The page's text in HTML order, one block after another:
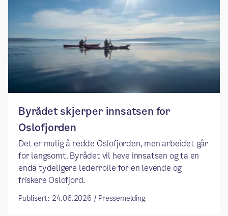
Byrådet skjerper innsatsen for
Oslofjorden
Det er mulig å redde Oslofjorden, men arbeidet går
for langsomt. Byrådet vil heve innsatsen og ta en
enda tydeligere lederrolle for en levende og
friskere Oslofjord.
Publisert: 24.06.2026 / Pressemelding